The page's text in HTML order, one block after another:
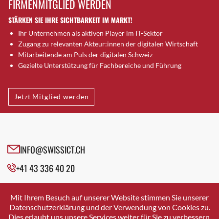
Brugg AG
Brütten
Bubendorf
Bubikon
Buchs (SG)
Bäretswil
Bülach
Cazis
Crissier
Davos Platz
Dierikon
Dietikon
FIRMENMITGLIED WERDEN
STÄRKEN SIE IHRE SICHTBARKEIT IM MARKT!
Ihr Unternehmen als aktiven Player im IT-Sektor
Zugang zu relevanten Akteur:innen der digitalen Wirtschaft
Mitarbeitende am Puls der digitalen Schweiz
Gezielte Unterstützung für Fachbereiche und Führung
Jetzt Mitglied werden
INFO@SWISSICT.CH
+41 43 336 40 20
SWISSICT
VULKANSTRASSE 120
8048 ZURICH
Mit Ihrem Besuch auf unserer Website stimmen Sie unserer
Datenschutzerklärung und der Verwendung von Cookies zu.
Dies erlaubt uns unsere Services weiter für Sie zu verbessern.